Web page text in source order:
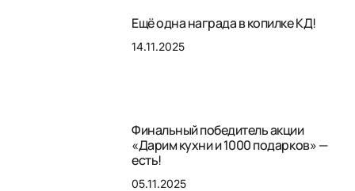
Ещё одна награда в копилке КД!
14.11.2025
Финальный победитель акции
«Дарим кухни и 1000 подарков» —
есть!
05.11.2025